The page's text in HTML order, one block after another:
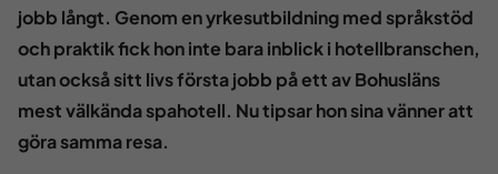
jobb långt. Genom en yrkesutbildning med språkstöd
och praktik fick hon inte bara inblick i hotellbranschen,
utan också sitt livs första jobb på ett av Bohusläns
mest välkända spahotell. Nu tipsar hon sina vänner att
göra samma resa.